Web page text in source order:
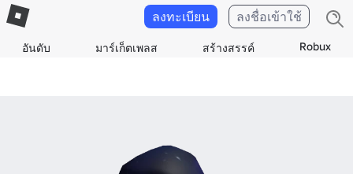
อันดับ มาร์เก็ตเพลส สร้างสรรค์ Robux
ลงทะเบียน ลงชื่อเข้าใช้